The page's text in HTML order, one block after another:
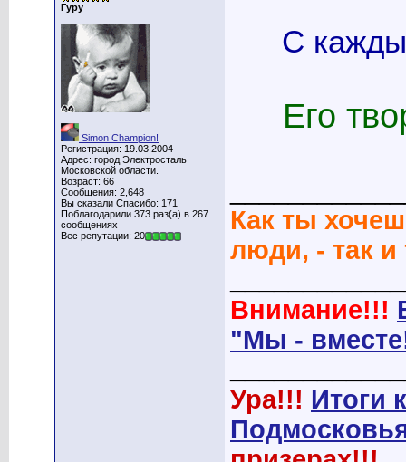
Гуру
Simon Champion!
Регистрация: 19.03.2004
Адрес: город Электросталь
Московской области.
Возраст: 66
Сообщения: 2,648
Вы сказали Спасибо: 171
Поблагодарили 373 раз(а) в 267
сообщениях
Вес репутации: 20
С
Его
Как ты
люди, - так
Внимание!!!
"Мы -
Ура!!! Итоги